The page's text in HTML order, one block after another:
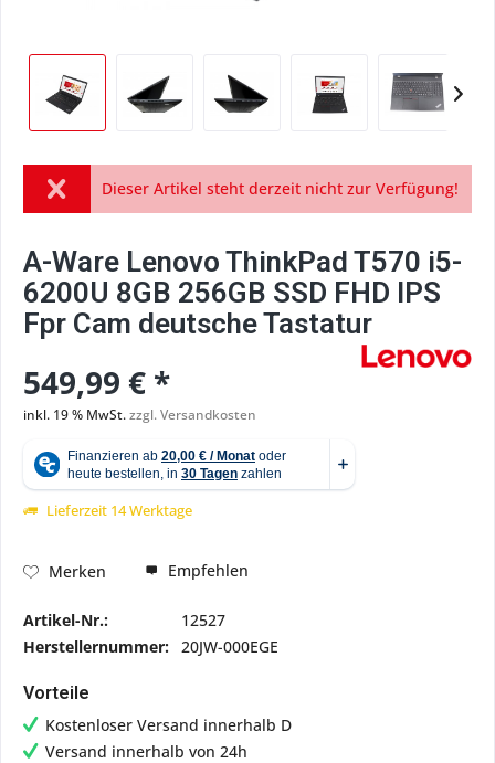
Dieser Artikel steht derzeit nicht zur Verfügung!
A-Ware Lenovo ThinkPad T570 i5-
6200U 8GB 256GB SSD FHD IPS
Fpr Cam deutsche Tastatur
549,99 € *
inkl. 19 % MwSt.zzgl. Versandkosten
Lieferzeit 14 Werktage
Merken Empfehlen
Artikel-Nr.:
12527
Herstellernummer: 20JW-000EGE
Vorteile
Kostenloser Versand innerhalb D
Versand innerhalb von 24h